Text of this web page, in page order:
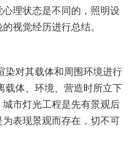
理状态是不同的，照明设
的视觉经历进行总结。
对其载体和周围环境进行
载体、环境、营造时所立下
市灯光工程是先有景观后
表现景观而存在，切不可